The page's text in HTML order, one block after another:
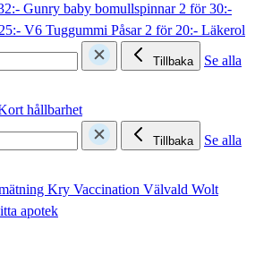
Gunry baby bomullspinnar2 för 30:-
V6 Tuggummi Påsar2 för 20:- Läkerol
Tillbaka
Se alla
hållbarhet
Tillbaka
Se alla
Kry Vaccination Välvald Wolt
apotek